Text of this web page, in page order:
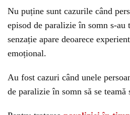
Nu puține sunt cazurile când
episod de paralizie în somn s-au
senzație apare deoarece
emoțional.
Au fost cazuri când unele
de paralizie în somn să se teamă